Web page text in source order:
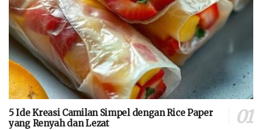
5 Ide Kreasi Camilan Simpel dengan Rice Paper
yang Renyah dan Lezat